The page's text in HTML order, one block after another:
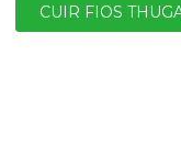
CUIR FIOS